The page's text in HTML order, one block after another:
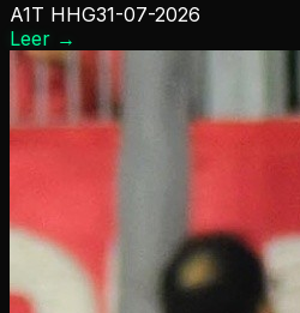
A1T HHG31-07-2026
Leer →